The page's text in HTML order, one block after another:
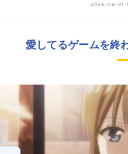
2026-06-01
愛してるゲームを終